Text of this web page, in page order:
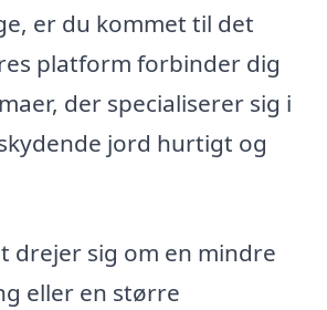
er du kommet til det
platform forbinder dig
der specialiserer sig i
jord hurtigt og
drejer sig om en mindre
eller en større